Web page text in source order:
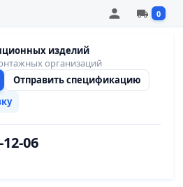
0
изделий
организаций
Отправить спецификацию
06